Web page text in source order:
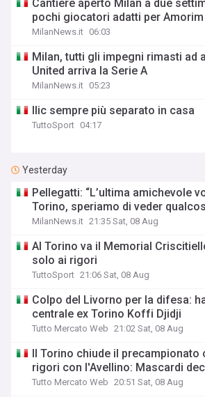
Cantiere aperto Milan a due
pochi giocatori adatti per Amorim
MilanNews.it 06:03
Milan, tutti gli impegni rimasti ad
United arriva la Serie A
MilanNews.it 05:23
Ilic sempre più separato in casa
TuttoSport 04:17
Yesterday
Pellegatti: “L’ultima amichevole
Torino, speriamo di veder
MilanNews.it 21:35 Sat, 08 Aug
Al Torino va il Memorial
solo ai rigori
TuttoSport 21:06 Sat, 08 Aug
Colpo del Livorno per la difesa:
centrale ex Torino Koffi Djidji
Tutto Mercato Web 21:02 Sat, 08 Aug
Il Torino chiude il precampionato
rigori con l'Avellino: Mascardi
Tutto Mercato Web 20:51 Sat, 08 Aug